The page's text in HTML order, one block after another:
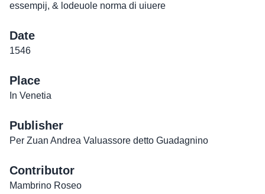
essempij, & lodeuole norma di uiuere
Date
1546
Place
In Venetia
Publisher
Per Zuan Andrea Valuassore detto Guadagnino
Contributor
Mambrino Roseo